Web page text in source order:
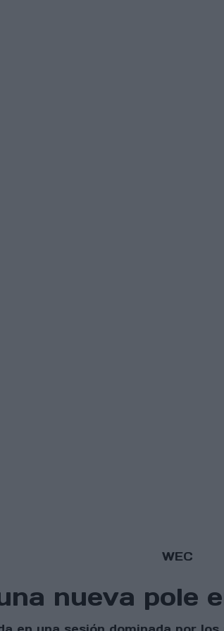
WEC
nueva pole